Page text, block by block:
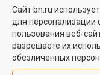
Квартиры на
Более 10 тысяч
собственников и
ответственностью
"Управляющая
компания "Бюллетень
недвижимости"
8 (812) 331-93-56
Сайт bn.ru
для персонализации
пользования веб-
разрешаете их
обезличенных